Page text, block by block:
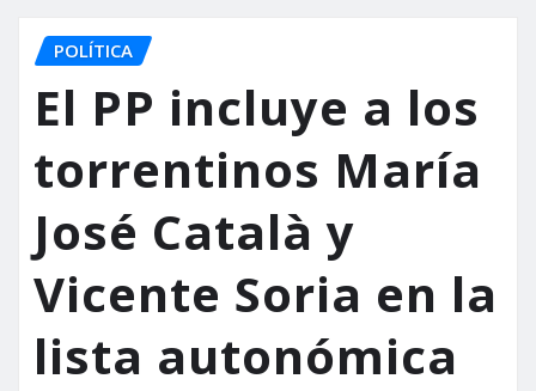
POLÍTICA
El PP incluye a los
torrentinos María
José Català y
Vicente Soria en la
lista autonómica